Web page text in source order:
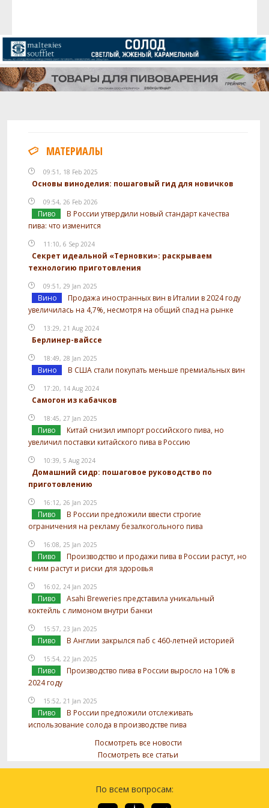
МАТЕРИАЛЫ
09:51, 18 Feb 2025
Основы виноделия: пошаговый гид для новичков
09:54, 26 Feb 2026
Пиво
В России утвердили новый стандарт качества
пива: что изменится
11:10, 6 Sep 2024
Секрет идеальной «Терновки»: раскрываем
технологию приготовления
09:51, 29 Jan 2025
Вино
Продажа иностранных вин в Италии в 2024 году
увеличилась на 4,7%, несмотря на общий спад на рынке
13:29, 21 Aug 2024
Берлинер-вайссе
18:49, 28 Jan 2025
Вино В США стали покупать меньше премиальных вин
17:20, 14 Aug 2024
Самогон из кабачков
18:45, 27 Jan 2025
Пиво
Китай снизил импорт российского пива, но
увеличил поставки китайского пива в Россию
10:39, 5 Aug 2024
Домашний сидр: пошаговое руководство по
приготовлению
16:12, 26 Jan 2025
Пиво
В России предложили ввести строгие
ограничения на рекламу безалкогольного пива
16:08, 25 Jan 2025
Пиво
Производство и продажи пива в России растут, но
с ним растут и риски для здоровья
16:02, 24 Jan 2025
Пиво
Asahi Breweries представила уникальный
коктейль с лимоном внутри банки
15:57, 23 Jan 2025
Пиво В Англии закрылся паб с 460-летней историей
15:54, 22 Jan 2025
Пиво
Производство пива в России выросло на 10% в
2024 году
15:52, 21 Jan 2025
Пиво
В России предложили отслеживать
использование солода в производстве пива
Посмотреть все новости
Посмотреть все статьи
По всем вопросам: